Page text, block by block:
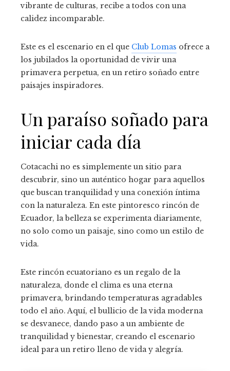
vibrante de culturas, recibe a todos con una
calidez incomparable.
Este es el escenario en el que Club Lomas ofrece a
los jubilados la oportunidad de vivir una
primavera perpetua, en un retiro soñado entre
paisajes inspiradores.
Un paraíso soñado para
iniciar cada día
Cotacachi no es simplemente un sitio para
descubrir, sino un auténtico hogar para aquellos
que buscan tranquilidad y una conexión íntima
con la naturaleza. En este pintoresco rincón de
Ecuador, la belleza se experimenta diariamente,
no solo como un paisaje, sino como un estilo de
vida.
Este rincón ecuatoriano es un regalo de la
naturaleza, donde el clima es una eterna
primavera, brindando temperaturas agradables
todo el año. Aquí, el bullicio de la vida moderna
se desvanece, dando paso a un ambiente de
tranquilidad y bienestar, creando el escenario
ideal para un retiro lleno de vida y alegría.